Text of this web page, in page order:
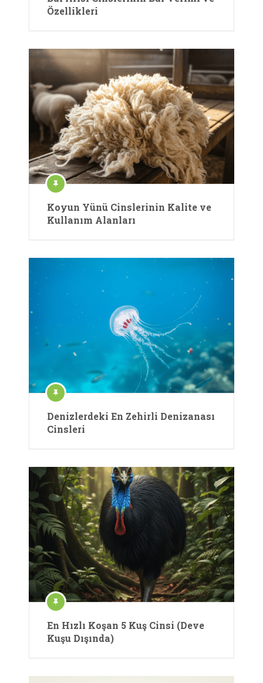
Özellikleri
Koyun Yünü Cinslerinin Kalite ve
Kullanım Alanları
Denizlerdeki En Zehirli Denizanası
Cinsleri
En Hızlı Koşan 5 Kuş Cinsi (Deve
Kuşu Dışında)